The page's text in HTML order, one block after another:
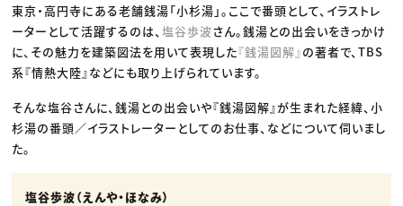
クリエイターインタビュー
C＆R Magazine
ニュース・トレンド トップ
Web
映像
ゲーム・エンタメ
広告
CREATIVE VILLAGEからのお知らせ
東京・高円寺にある老舗銭湯「小杉湯」。ここで番頭として、イラストレ
ーターとして活躍するのは、塩谷歩波さん。銭湯との出会いをきっかけ
に、その魅力を建築図法を用いて表現した『銭湯図解』 の著者で、TBS
系『情熱大陸』などにも取り上げられています。
そんな塩谷さんに、銭湯との出会いや『銭湯図解』が生まれた経緯、小
杉湯の番頭／イラストレーターとしてのお仕事、などについて伺いまし
た。
塩谷歩波（えんや・ほなみ）